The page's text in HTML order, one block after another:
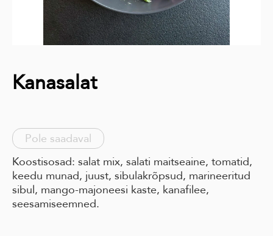
Kanasalat
Pole saadaval
Koostisosad: salat mix, salati maitseaine, tomatid,
keedu munad, juust, sibulakrõpsud, marineeritud
sibul, mango-majoneesi kaste, kanafilee,
seesamiseemned.